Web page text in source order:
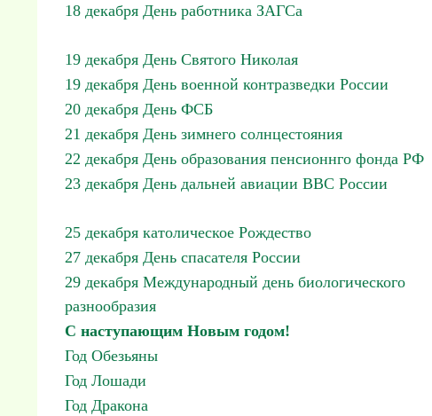
18 декабря День работника ЗАГСа
19 декабря День Святого Николая
19 декабря День военной контразведки России
20 декабря День ФСБ
21 декабря День зимнего солнцестояния
22 декабря День образования пенсионнго фонда РФ
23 декабря День дальней авиации ВВС России
25 декабря католическое Рождество
27 декабря День спасателя России
29 декабря Международный день биологического
разнообразия
С наступающим Новым годом!
Год Обезьяны
Год Лошади
Год Дракона